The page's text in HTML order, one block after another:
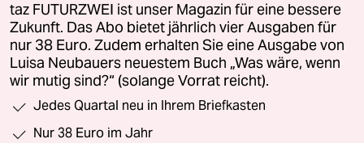
taz FUTURZWEI ist unser Magazin für eine bessere
Zukunft. Das Abo bietet jährlich vier Ausgaben für
nur 38 Euro. Zudem erhalten Sie eine Ausgabe von
Luisa Neubauers neuestem Buch „Was wäre, wenn
wir mutig sind?“ (solange Vorrat reicht).
Jedes Quartal neu in Ihrem Briefkasten
Nur 38 Euro im Jahr